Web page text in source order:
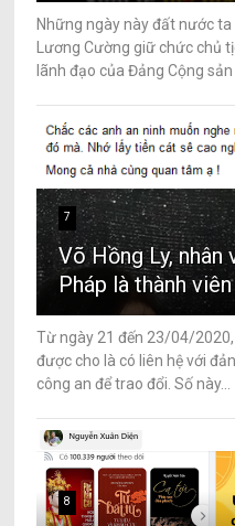
Những ngày này đất nước
Lương Cường giữ chức chủ
lãnh đạo của Đảng Cộng sản
7
Võ Hồng Ly, nhân
Pháp là thành
Từ ngày 21 đến 23/04/
được cho là có liên hệ với
công an để trao đổi. Số này...
8